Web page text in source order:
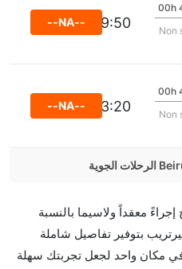
00h
Non
09:50
--NA--
00h
Non
13:20
--NA--
الجوية الأخرى؟
الطيران على هذا الطريق،
إضافية للنوم؟
معقداً ولاسيما بالنسبة
بتوفير تفاصيل شاملة
في مكان واحد لجعل تجربتك سهلة